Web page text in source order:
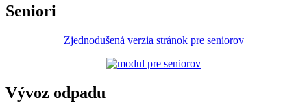
Seniori
Zjednodušená verzia stránok pre seniorov
Vývoz odpadu